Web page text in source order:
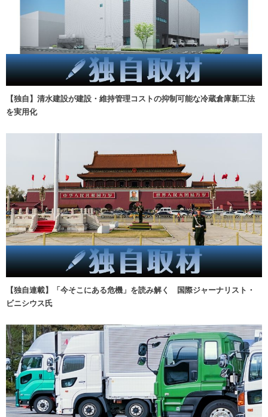
【独自】清水建設が建設・維持管理コストの抑制可能な冷蔵倉庫新工法
を実用化
【独自連載】「今そこにある危機」を読み解く 国際ジャーナリスト・
ビニシウス氏